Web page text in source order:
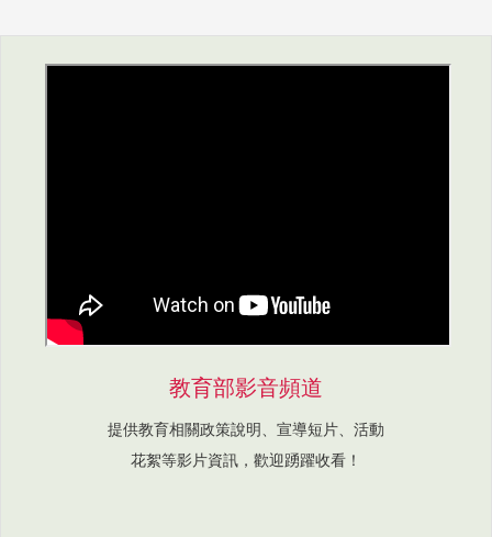
教育部影音頻道
提供教育相關政策說明、宣導短片、活動
花絮等影片資訊，歡迎踴躍收看！